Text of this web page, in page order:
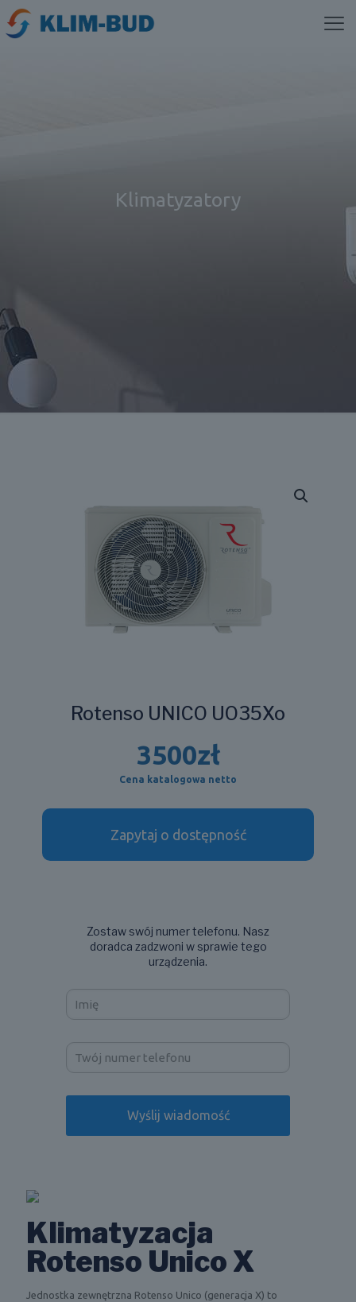
Klimatyzatory
Rotenso UNICO UO35Xo
3500zł
Cena katalogowa netto
Zapytaj o dostępność
Zostaw swój numer telefonu. Nasz
doradca zadzwoni w sprawie tego
urządzenia.
Klimatyzacja
Rotenso Unico X
Jednostka zewnętrzna Rotenso Unico (generacja X) to